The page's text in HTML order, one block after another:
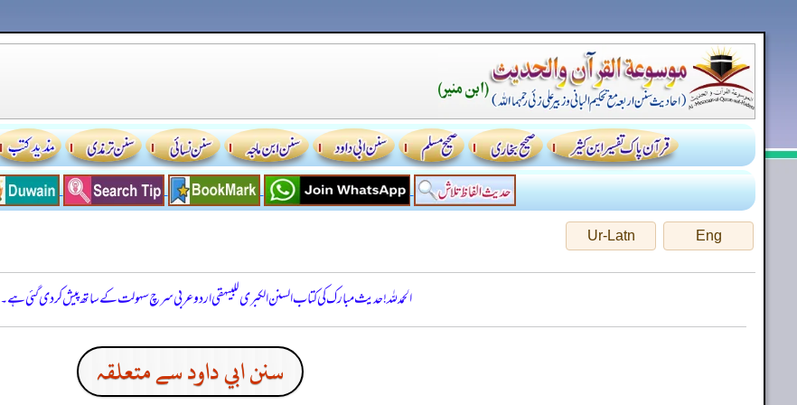
Eng
Ur-Latn
الحمدللہ! حدیث مبارک کی کتاب السنن الكبرى للبيهقي اردو عربی سرچ سہولت کے ساتھ پیش کر دی گئی ہے۔
سنن ابي داود سے متعلقہ